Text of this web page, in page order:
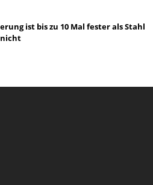
ist bis zu 10 Mal fester als Stahl